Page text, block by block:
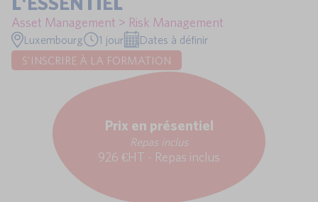
Asset Management > Risk Management
Luxembourg 1 jour
Dates à définir
S'INSCRIRE À LA FORMATION
Prix en présentiel
Repas inclus
926 €HT - Repas inclus